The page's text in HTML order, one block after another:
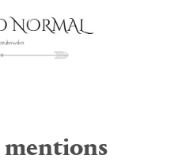
mentions